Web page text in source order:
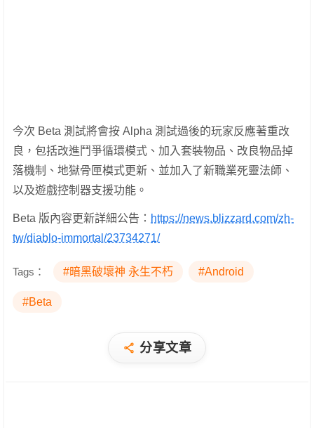
今次 Beta 測試將會按 Alpha 測試過後的玩家反應著重改
良，包括改進鬥爭循環模式、加入套裝物品、改良物品掉
落機制、地獄骨匣模式更新、並加入了新職業死靈法師、
以及遊戲控制器支援功能。
Beta 版內容更新詳細公告： https://news.blizzard.com/zh-
tw/diablo-immortal/23734271/
Tags： #暗黑破壞神 永生不朽 #Android
#Beta
分享文章